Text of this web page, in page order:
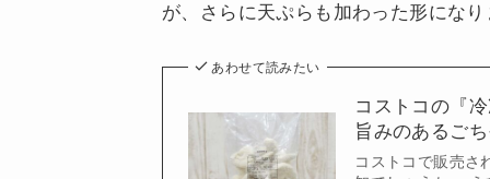
が、さらに天ぷらも加わった形にな
あわせて読みたい
コストコの『
旨みのあるご
コストコで販売さ